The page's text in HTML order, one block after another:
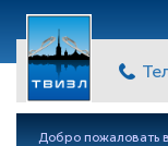
Добро пожаловать